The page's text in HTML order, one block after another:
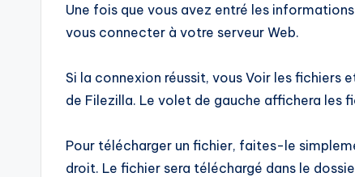
Une fois que vous avez entré les
vous connecter à votre serveur Web.
Si la connexion réussit, vous Voir les fichiers
de Filezilla. Le volet de gauche affichera les
Pour télécharger un fichier, faites-le
droit. Le fichier sera téléchargé dans le